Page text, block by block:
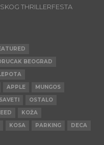
THRILLERFESTA
BEOGRAD
APPLE
MUNGOS
SAVETI
OSTALO
KOŽA
KOSA PARKING
DECA